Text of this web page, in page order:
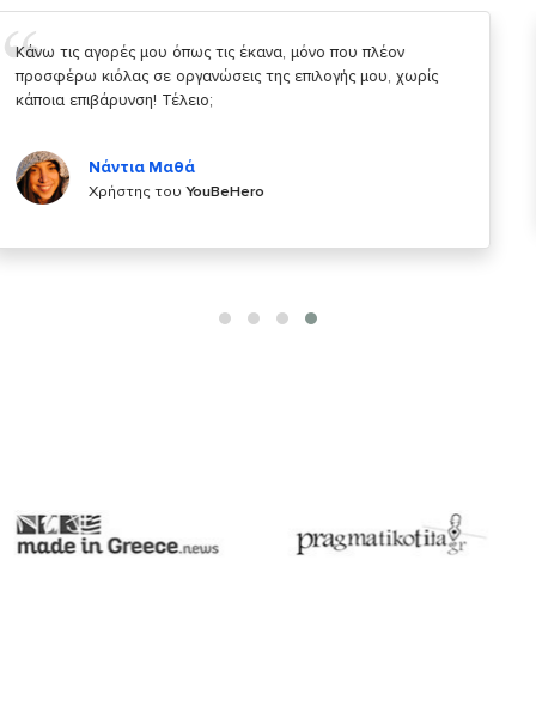
Σας ευχαριστώ που μας δίνετε την δυνατότητα να κάνουμε
κάτι!
Χρήστης του